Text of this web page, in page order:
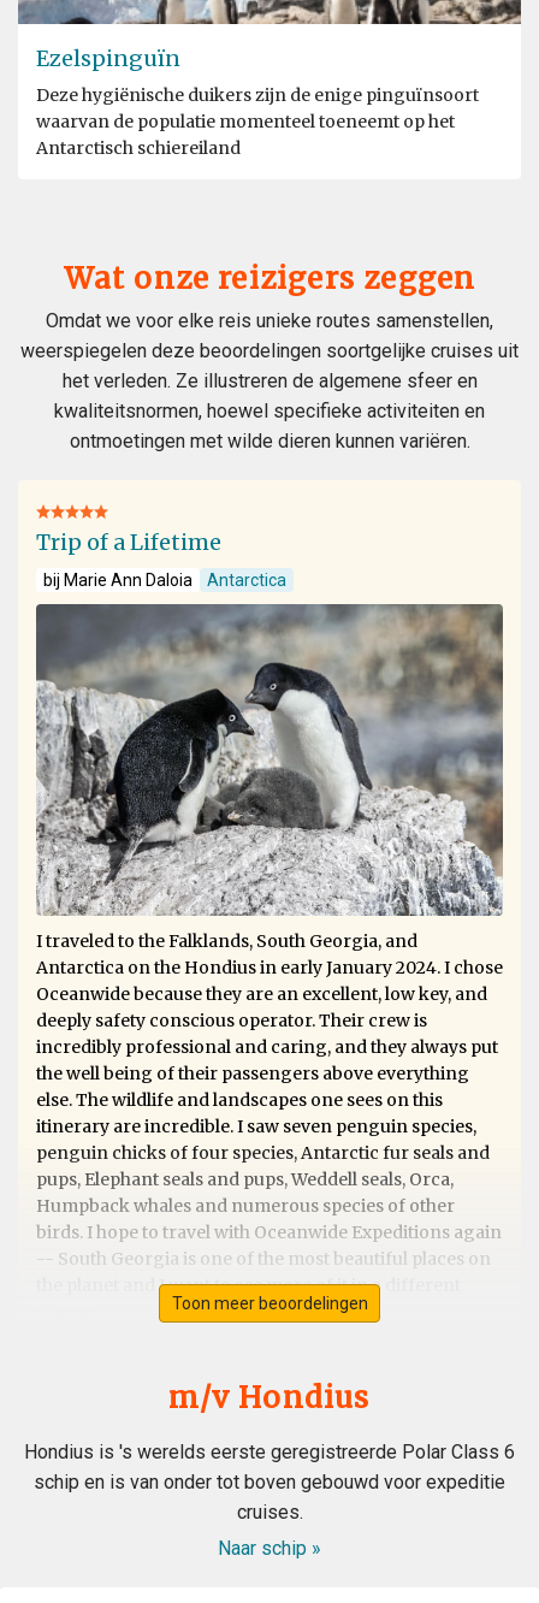
Ezelspinguïn
Deze hygiënische duikers zijn de enige pinguïnsoort
waarvan de populatie momenteel toeneemt op het
Antarctisch schiereiland
Wat onze reizigers zeggen
Omdat we voor elke reis unieke routes samenstellen,
weerspiegelen deze beoordelingen soortgelijke cruises uit
het verleden. Ze illustreren de algemene sfeer en
kwaliteitsnormen, hoewel specifieke activiteiten en
ontmoetingen met wilde dieren kunnen variëren.
Trip of a Lifetime
bij Marie Ann Daloia Antarctica
I traveled to the Falklands, South Georgia, and
Antarctica on the Hondius in early January 2024. I chose
Oceanwide because they are an excellent, low key, and
deeply safety conscious operator. Their crew is
incredibly professional and caring, and they always put
the well being of their passengers above everything
else. The wildlife and landscapes one sees on this
itinerary are incredible. I saw seven penguin species,
penguin chicks of four species, Antarctic fur seals and
pups, Elephant seals and pups, Weddell seals, Orca,
Humpback whales and numerous species of other
birds. I hope to travel with Oceanwide Expeditions again
-- South Georgia is one of the most beautiful places on
the planet and I want to see more of it in a different
into the Antarctic Circle
bij Mark Combes Antarctica
told it wasn't a cruise but an "Expedition" and how right
Toon meer beoordelingen
m/v Hondius
Hondius is 's werelds eerste geregistreerde Polar Class 6
schip en is van onder tot boven gebouwd voor expeditie
cruises.
Naar schip »